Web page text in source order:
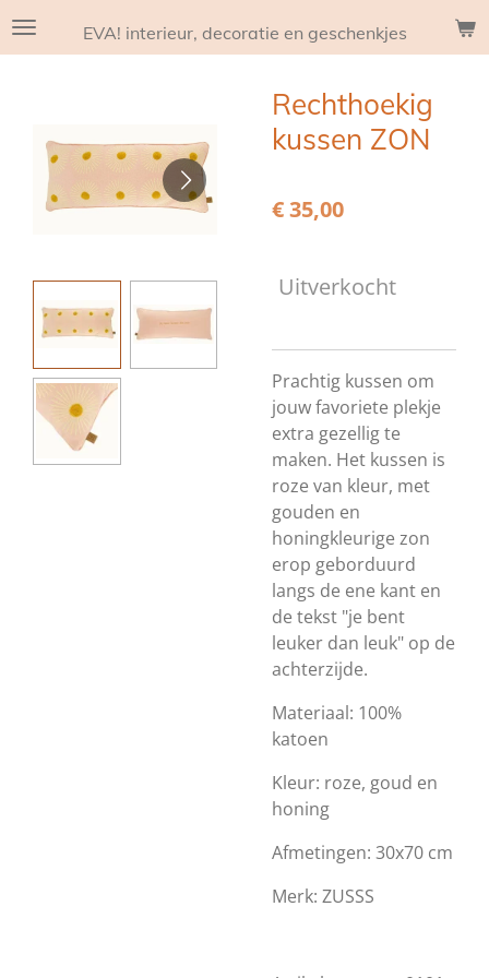
Ga
EVA! interieur, decoratie en geschenkjes
Rechthoekig
kussen ZON
€ 35,00
Uitverkocht
Prachtig kussen om
jouw favoriete plekje
extra gezellig te
maken. Het kussen is
roze van kleur, met
gouden en
honingkleurige zon
erop geborduurd
langs de ene kant en
de tekst "je bent
leuker dan leuk" op de
achterzijde.
Materiaal: 100%
katoen
Kleur: roze, goud en
honing
Afmetingen: 30x70 cm
Merk: ZUSSS